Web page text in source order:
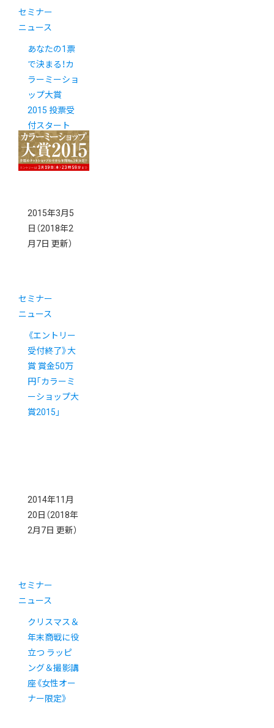
セミナー
ニュース
あなたの1票
で決まる！カ
ラーミーショ
ップ大賞
2015 投票受
付スタート
2015年3月5
日 （2018年2
月7日 更新）
セミナー
ニュース
《エントリー
受付終了》大
賞 賞金50万
円「カラーミ
ーショップ大
賞2015」
2014年11月
20日 （2018年
2月7日 更新）
セミナー
ニュース
クリスマス＆
年末商戦に役
立つ ラッピ
ング＆撮影講
座《女性オー
ナー限定》